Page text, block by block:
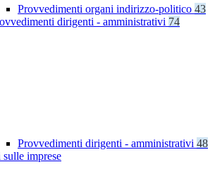
Provvedimenti organi indirizzo-politico 43
dirigenti - amministrativi 74
Provvedimenti dirigenti - amministrativi 48
imprese